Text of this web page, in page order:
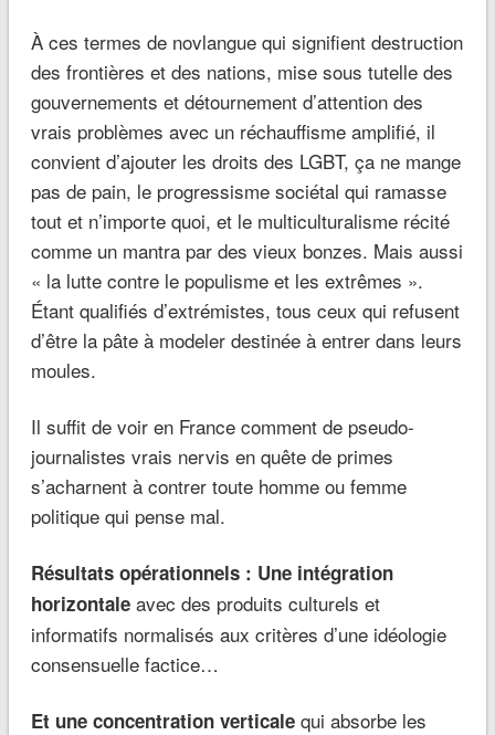
À ces termes de novlangue qui signifient destruction
des frontières et des nations, mise sous tutelle des
gouvernements et détournement d’attention des
vrais problèmes avec un réchauffisme amplifié, il
convient d’ajouter les droits des LGBT, ça ne mange
pas de pain, le progressisme sociétal qui ramasse
tout et n’importe quoi, et le multiculturalisme récité
comme un mantra par des vieux bonzes. Mais aussi
« la lutte contre le populisme et les extrêmes ».
Étant qualifiés d’extrémistes, tous ceux qui refusent
d’être la pâte à modeler destinée à entrer dans leurs
moules.
Il suffit de voir en France comment de pseudo-
journalistes vrais nervis en quête de primes
s’acharnent à contrer toute homme ou femme
politique qui pense mal.
Résultats opérationnels : Une intégration
horizontaleavec des produits culturels et
informatifs normalisés aux critères d’une idéologie
consensuelle factice…
Et une concentration verticalequi absorbe les